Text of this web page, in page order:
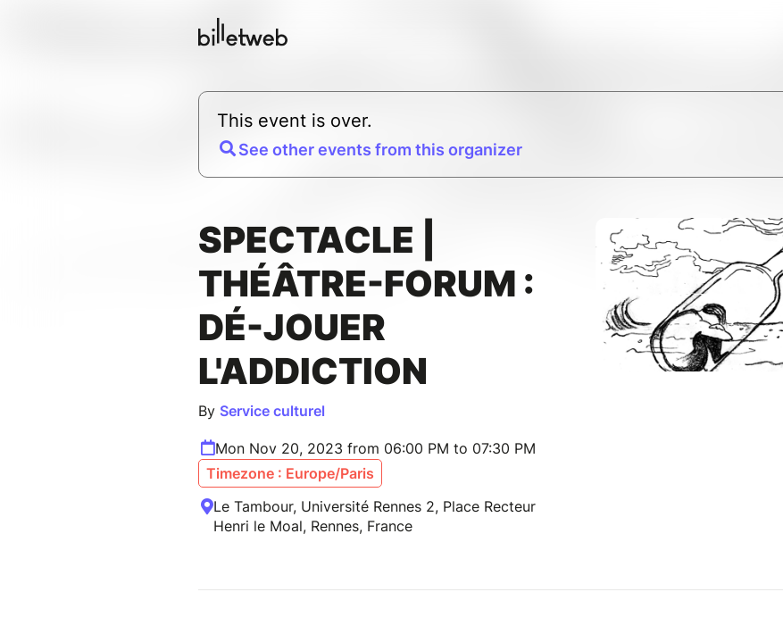
This event is over.
See other events from this organizer
SPECTACLE |
THÉÂTRE-FORUM :
DÉ-JOUER
L'ADDICTION
By Service culturel
Mon Nov 20, 2023 from 06:00 PM to 07:30 PM
Timezone : Europe/Paris
Le Tambour, Université Rennes 2, Place Recteur
Henri le Moal, Rennes, France